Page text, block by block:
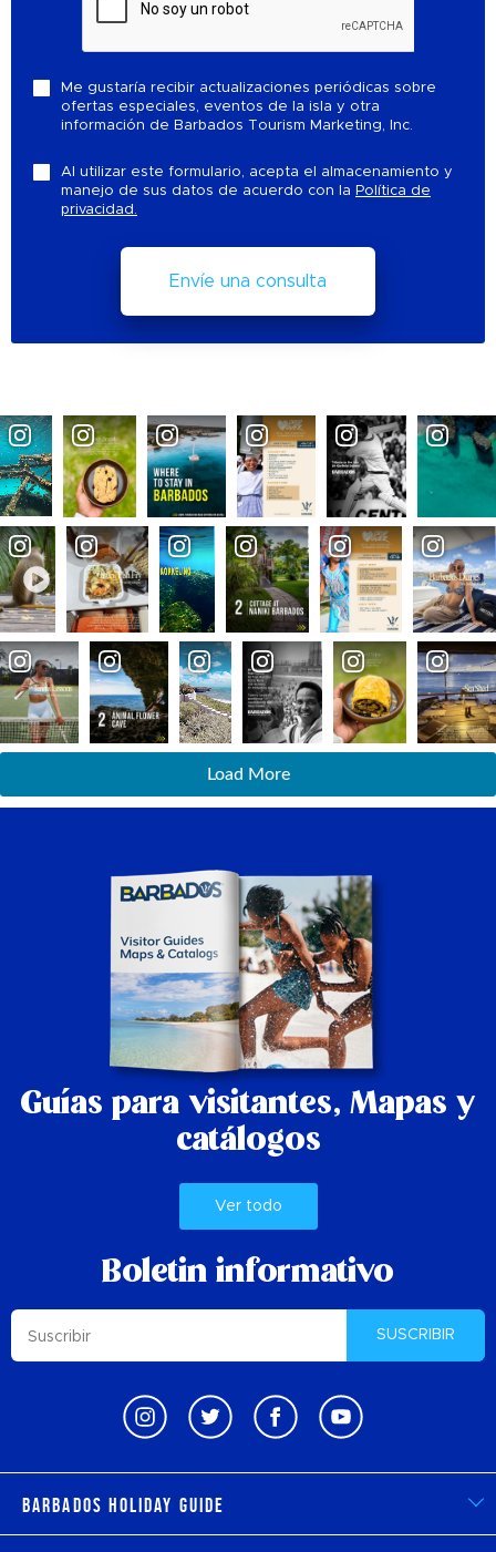
Me gustaría recibir actualizaciones periódicas sobre
ofertas especiales, eventos de la isla y otra
información de Barbados Tourism Marketing, Inc.
Al utilizar este formulario, acepta el almacenamiento y
manejo de sus datos de acuerdo con la Política de
privacidad.
Load More
Guías para visitantes, Mapas y
catálogos
Ver todo
Boletin informativo
SUSCRIBIR
Barbados Holiday Guide